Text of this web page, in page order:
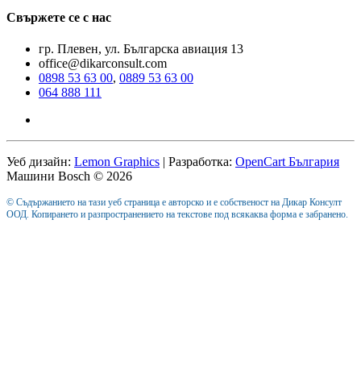
Свържете се с нас
гр. Плевен, ул. Българска авиация 13
office@dikarconsult.com
0898 53 63 00, 0889 53 63 00
064 888 111
Уеб дизайн: Lemon Graphics | Разработка: OpenCart България
Машини Bosch © 2026
© Съдържанието на тази уеб страница е авторско и е собственост на Дикар Консулт
ООД. Копирането и разпространението на текстове под всякаква форма е забранено.